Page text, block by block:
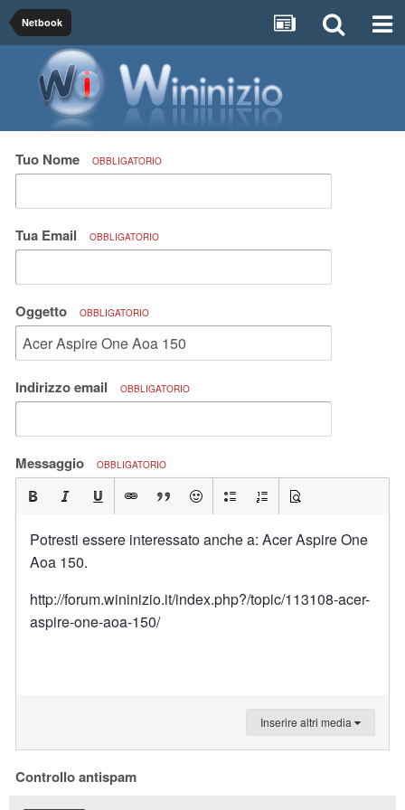
Netbook
Tuo Nome OBBLIGATORIO
Tua Email OBBLIGATORIO
Oggetto OBBLIGATORIO
Indirizzo email OBBLIGATORIO
Messaggio OBBLIGATORIO
Potresti essere interessato anche a: Acer Aspire One
Aoa 150.
http://forum.wininizio.it/index.php?/topic/113108-acer-
aspire-one-aoa-150/
Inserire altri media
Controllo antispam